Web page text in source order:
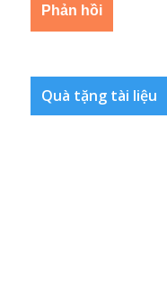
Quà tặng tài liệu